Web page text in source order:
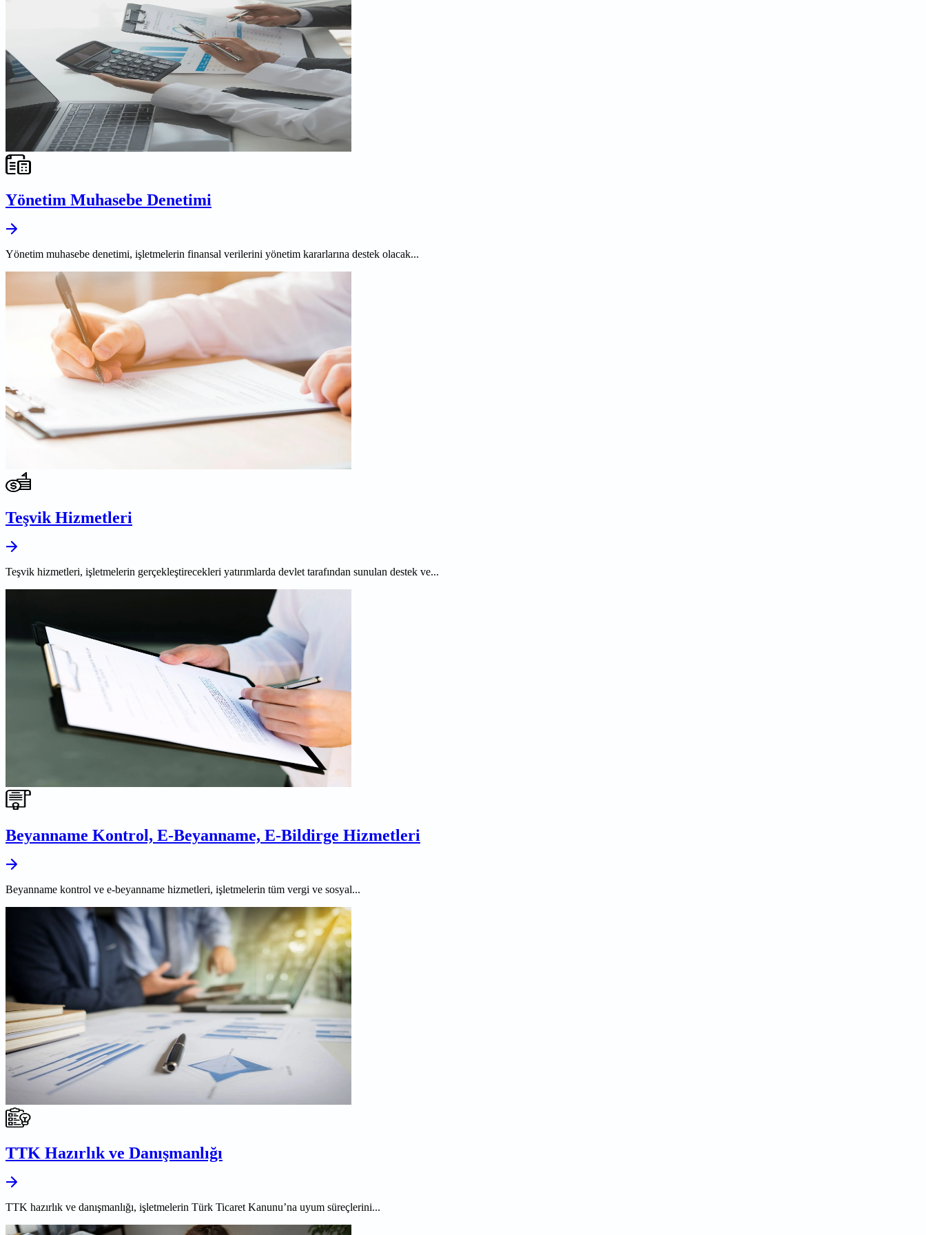
Yönetim Muhasebe Denetimi
Yönetim muhasebe denetimi, işletmelerin finansal verilerini yönetim kararlarına destek olacak...
Teşvik Hizmetleri
Teşvik hizmetleri, işletmelerin gerçekleştirecekleri yatırımlarda devlet tarafından sunulan destek ve...
Beyanname Kontrol, E-Beyanname, E-Bildirge Hizmetleri
Beyanname kontrol ve e-beyanname hizmetleri, işletmelerin tüm vergi ve sosyal...
TTK Hazırlık ve Danışmanlığı
TTK hazırlık ve danışmanlığı, işletmelerin Türk Ticaret Kanunu’na uyum süreçlerini...